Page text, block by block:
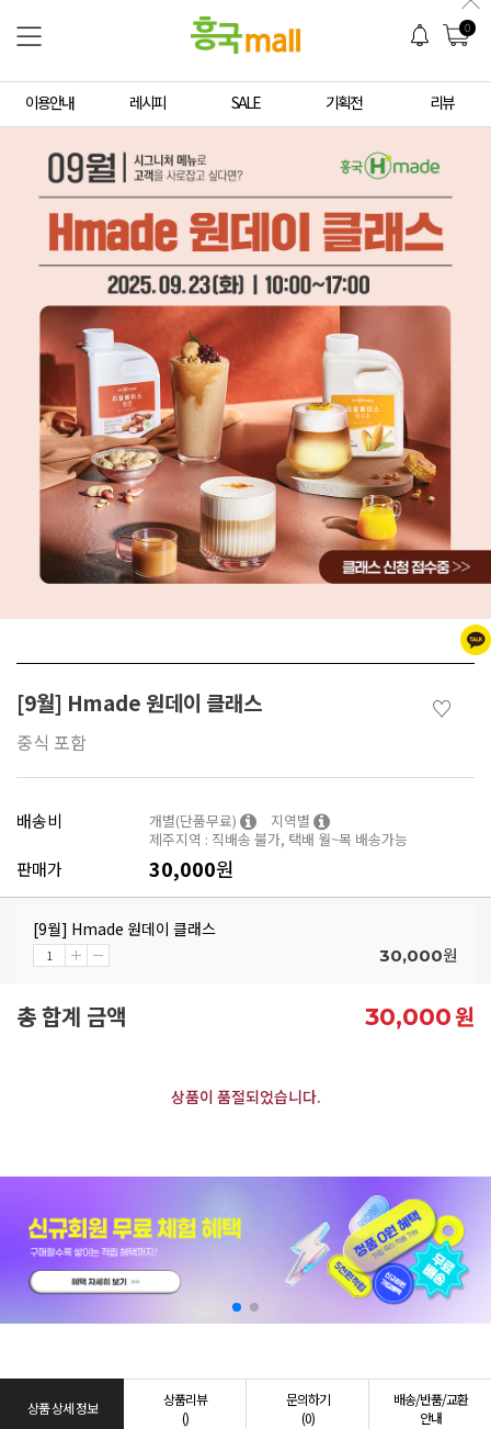
0
이용안내 레시피 SALE 기획전 리뷰
[9월] Hmade 원데이 클래스 ♡
중식 포함
배송비 개별(단품무료)
지역별
제주지역 : 직배송 불가, 택배 월~목 배송가능
판매가 30,000원
[9월] Hmade 원데이 클래스
30,000원
총 합계 금액 30,000원
상품이 품절되었습니다.
상품 상세 정보
상품리뷰
()
문의하기
(0)
배송/반품/교환
안내